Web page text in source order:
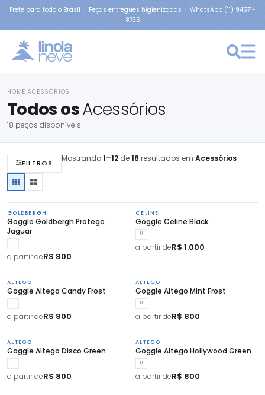
Frete para todo o Brasil · Peças entregues higienizadas · WhatsApp (11) 94571-
8735
HOME ›ACESSÓRIOS
Todos osAcessórios
18 peças disponíveis
FILTROS Mostrando1–12 de18 resultados em Acessórios
GOLDBERGH
Goggle Goldbergh Protege
Jaguar
U
a partir deR$ 800
CELINE
Goggle Celine Black
U
a partir deR$ 1.000
ALTEGO
Goggle Altego Candy Frost
U
a partir deR$ 800
ALTEGO
Goggle Altego Mint Frost
U
a partir deR$ 800
ALTEGO
Goggle Altego Disco Green
U
a partir deR$ 800
ALTEGO
Goggle Altego Hollywood Green
U
a partir deR$ 800